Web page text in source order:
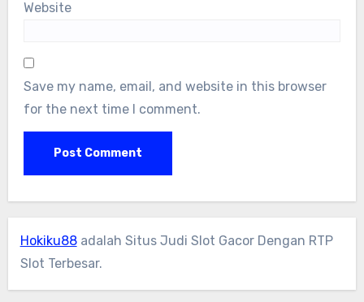
Website
Save my name, email, and website in this browser
for the next time I comment.
Hokiku88adalah Situs Judi Slot Gacor Dengan RTP
Slot Terbesar.